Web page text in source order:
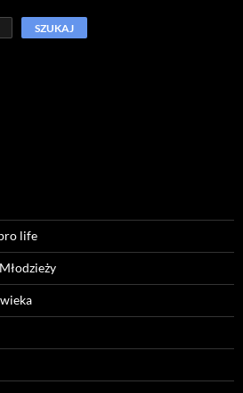
SZUKAJ
channel/
life